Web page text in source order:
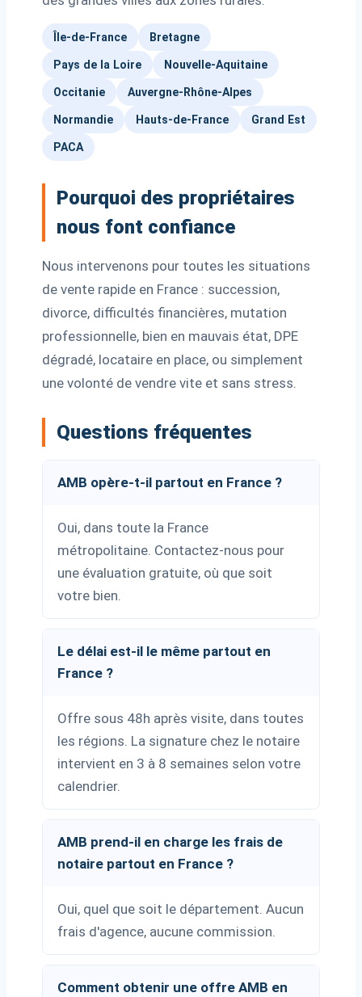
Île-de-France Bretagne
Pays de la Loire Nouvelle-Aquitaine
Occitanie Auvergne-Rhône-Alpes
Normandie Hauts-de-France Grand Est
PACA
Pourquoi des propriétaires
nous font confiance
Nous intervenons pour toutes les situations
de vente rapide en France : succession,
divorce, difficultés financières, mutation
professionnelle, bien en mauvais état, DPE
dégradé, locataire en place, ou simplement
une volonté de vendre vite et sans stress.
Questions fréquentes
AMB opère-t-il partout en France ?
Oui, dans toute la France
métropolitaine. Contactez-nous pour
une évaluation gratuite, où que soit
votre bien.
Le délai est-il le même partout en
France ?
Offre sous 48h après visite, dans toutes
les régions. La signature chez le notaire
intervient en 3 à 8 semaines selon votre
calendrier.
AMB prend-il en charge les frais de
notaire partout en France ?
Oui, quel que soit le département. Aucun
frais d'agence, aucune commission.
Comment obtenir une offre AMB en